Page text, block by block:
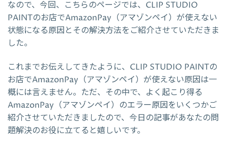
なので、今回、こちらのページでは、CLIP STUDIO
PAINTのお店でAmazonPay（アマゾンペイ）が使えない
状態になる原因とその解決方法をご紹介させていただきま
した。
これまでお伝えしてきたように、CLIP STUDIO PAINTの
お店でAmazonPay（アマゾンペイ）が使えない原因は一
概には言えません。ただ、その中で、よく起こり得る
AmazonPay（アマゾンペイ）のエラー原因をいくつかご
紹介させていただきましたので、今日の記事があなたの問
題解決のお役に立てると嬉しいです。